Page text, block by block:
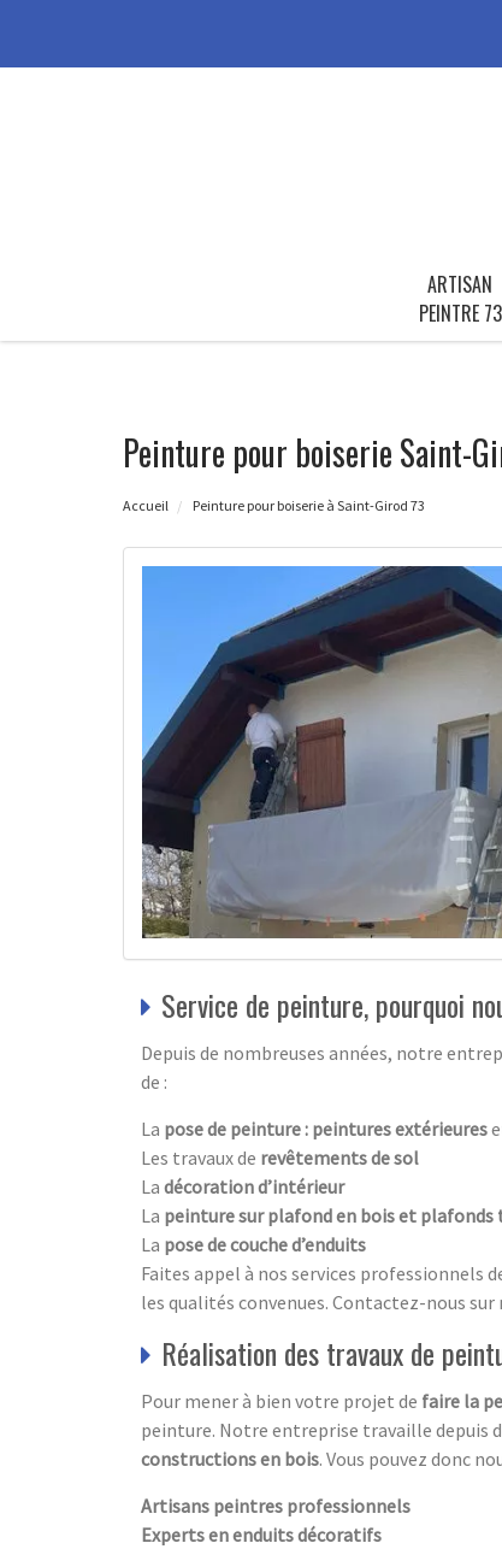
ARTISAN
PEINTRE 73
Peinture pour boiserie Saint-
Accueil Peinture pour boiserie à Saint-Girod 73
Service de peinture, pourquoi
Depuis de nombreuses années, notre
de :
La pose de peinture : peintures extérieures
Les travaux de revêtements de sol
La décoration d’intérieur
La peinture sur plafond en bois et plafonds
La pose de couche d’enduits
Faites appel à nos services professionnels
les qualités convenues. Contactez-nous
Réalisation des travaux de
Pour mener à bien votre projet de faire la
peinture. Notre entreprise travaille depuis
constructions en bois. Vous pouvez donc
Artisans peintres professionnels
Experts en enduits décoratifs